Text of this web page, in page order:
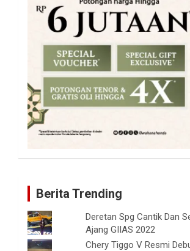
Berita Trending
Deretan Spg Cantik Dan
Ajang GIIAS 2022
Chery Tiggo V Resmi